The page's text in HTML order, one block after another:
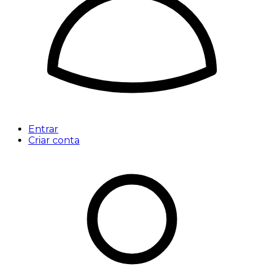
Entrar
Criar conta